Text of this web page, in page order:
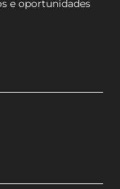
e oportunidades